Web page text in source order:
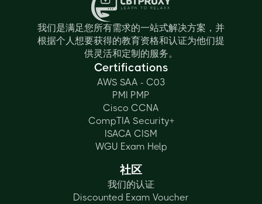
我们是满足您所有需求的一站式解决方案，并
根据个人想要获得的教育资格和认证为他们提
供灵活和定制的服务。
Certifications
AWS SAA - C03
PMI PMP
Cisco CCNA
CompTIA Security+
ISACA CISM
WGU Exam Help
社区
我们的认证
Discounted Exam Voucher